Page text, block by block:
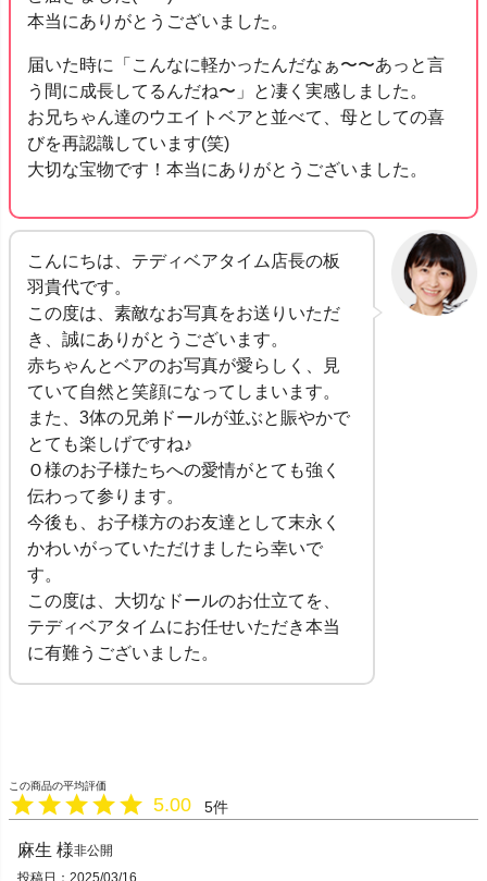
本当にありがとうございました。
届いた時に「こんなに軽かったんだなぁ〜〜あっと言
う間に成長してるんだね〜」と凄く実感しました。
お兄ちゃん達のウエイトベアと並べて、母としての喜
びを再認識しています(笑)
大切な宝物です！本当にありがとうございました。
こんにちは、テディベアタイム店長の板
羽貴代です。
この度は、素敵なお写真をお送りいただ
き、誠にありがとうございます。
赤ちゃんとベアのお写真が愛らしく、見
ていて自然と笑顔になってしまいます。
また、3体の兄弟ドールが並ぶと賑やかで
とても楽しげですね♪
Ｏ様のお子様たちへの愛情がとても強く
伝わって参ります。
今後も、お子様方のお友達として末永く
かわいがっていただけましたら幸いで
す。
この度は、大切なドールのお仕立てを、
テディベアタイムにお任せいただき本当
に有難うございました。
5.00 5
麻生
非公開
投稿日
2025/03/16